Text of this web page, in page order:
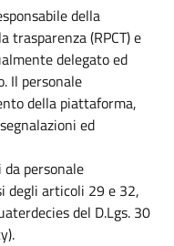
della
trasparenza (RPCT) e
delegato ed
Il personale
della piattaforma,
ed
personale
degli articoli 29 e 32,
del D.Lgs. 30